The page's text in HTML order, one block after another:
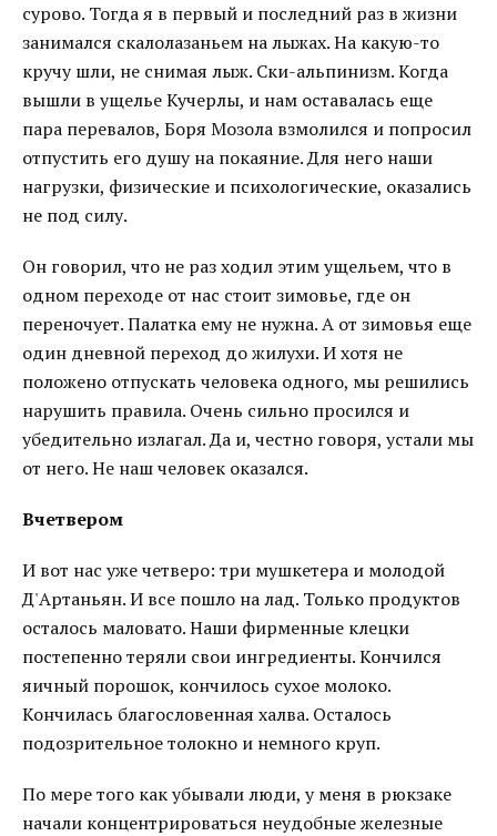
сурово. Тогда я в первый и последний раз в жизни
занимался скалолазаньем на лыжах. На какую-то
кручу шли, не снимая лыж. Ски-альпинизм. Когда
вышли в ущелье Кучерлы, и нам оставалась еще
пара перевалов, Боря Мозола взмолился и попросил
отпустить его душу на покаяние. Для него наши
нагрузки, физические и психологические, оказались
не под силу.
Он говорил, что не раз ходил этим ущельем, что в
одном переходе от нас стоит зимовье, где он
переночует. Палатка ему не нужна. А от зимовья еще
один дневной переход до жилухи. И хотя не
положено отпускать человека одного, мы решились
нарушить правила. Очень сильно просился и
убедительно излагал. Да и, честно говоря, устали мы
от него. Не наш человек оказался.
Вчетвером
И вот нас уже четверо: три мушкетера и молодой
Д'Артаньян. И все пошло на лад. Только продуктов
осталось маловато. Наши фирменные клецки
постепенно теряли свои ингредиенты. Кончился
яичный порошок, кончилось сухое молоко.
Кончилась благословенная халва. Осталось
подозрительное толокно и немного круп.
По мере того как убывали люди, у меня в рюкзаке
начали концентрироваться неудобные железные